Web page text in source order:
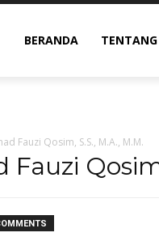
BERANDA
Fauzi Qosim, S.S., M.A., M.M.